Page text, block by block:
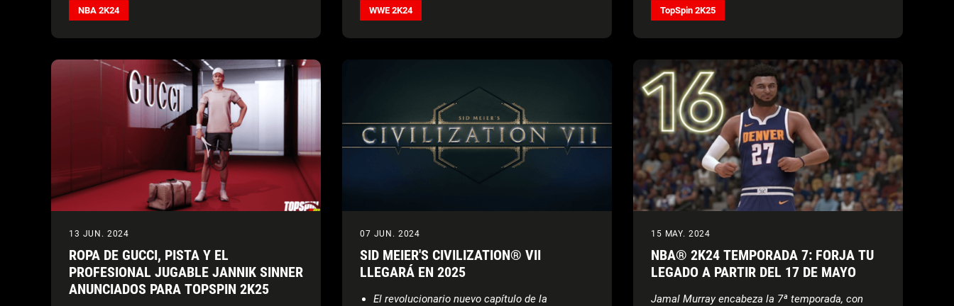
NBA 2K24 WWE 2K24 TopSpin 2K25
13 JUN. 2024
ROPA DE GUCCI, PISTA Y EL
PROFESIONAL JUGABLE JANNIK SINNER
ANUNCIADOS PARA TOPSPIN 2K25
07 JUN. 2024
SID MEIER'S CIVILIZATION® VII
LLEGARÁ EN 2025
El revolucionario nuevo capítulo de la
15 MAY. 2024
NBA® 2K24 TEMPORADA 7: FORJA TU
LEGADO A PARTIR DEL 17 DE MAYO
Jamal Murray encabeza la 7ª temporada, con